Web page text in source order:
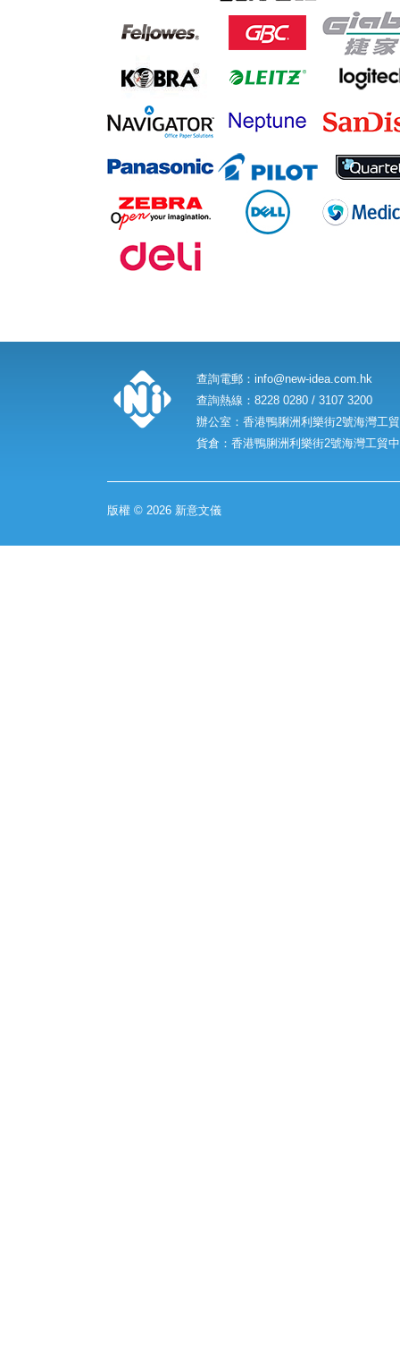
查詢電郵： info@new-idea.com.hk
查詢熱線：8228 0280 / 3107 3200
辦公室：香港鴨脷洲利樂街2號海灣工
貨倉：香港鴨脷洲利樂街2號海灣工貿
版權 © 2026 新意文儀